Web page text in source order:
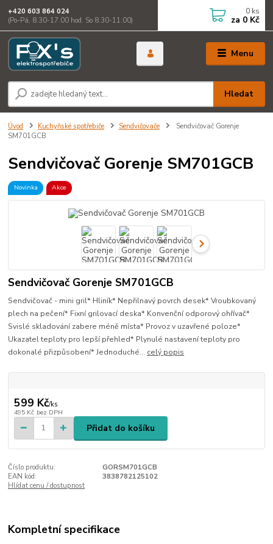
Menu
Hledat
+420 603 864 024
(Po-Pá, 8.30-17.00 hod. So 8.30-11.00)
0 ks
za 0 Kč
Úvod Kuchyňské spotřebiče Sendvičovače
Sendvičovač Gorenje
SM701GCB
Sendvičovač Gorenje SM701GCB
Novinka Akce
Sendvičovač Gorenje SM701GCB
Sendvičovač - mini gril* Hliník* Nepřilnavý povrch desek* Vroubkovaný
plech na pečení* Fixní grilovací deska* Konvenční odporový ohřívač*
Svislé skladování zabere méně místa* Provoz v uzavřené poloze*
Ukazatel teploty pro lepší přehled* Plynulé nastavení teploty pro
dokonalé přizpůsobení* Jednoduché... celý popis
599 Kč/ks
495 Kč bez DPH
Přidat do košíku
Číslo produktu:
GORSM701GCB
EAN kód:
3838782125102
Hlídat cenu / dostupnost
Kompletní specifikace